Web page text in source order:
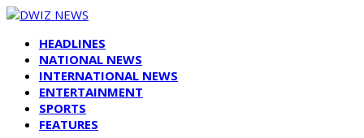
HEADLINES
NATIONAL NEWS
INTERNATIONAL NEWS
ENTERTAINMENT
SPORTS
FEATURES